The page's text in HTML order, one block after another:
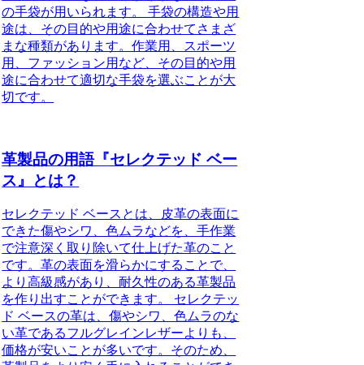
の手袋が用いられます。 手袋の構造や用
途は、その目的や用途に合わせてさまざ
まな種類があります。作業用、スポーツ
用、ファッション用など、その目的や用
途に合わせて適切な手袋を選ぶことが大
切です。
革製品の用語『セレクテッド ベー
ス』とは？
セレクテッド ベースとは、皮革の表面に
できた傷やシワ、色ムラなどを、手作業
で注意深く取り除いて仕上げた革のこと
です。革の表面を滑らかにすることで、
より高級感があり、耐久性のある革製品
を作り出すことができます。 セレクテッ
ド ベースの革は、傷やシワ、色ムラのな
い革であるフルグレインレザーよりも、
価格が安いことが多いです。そのため、